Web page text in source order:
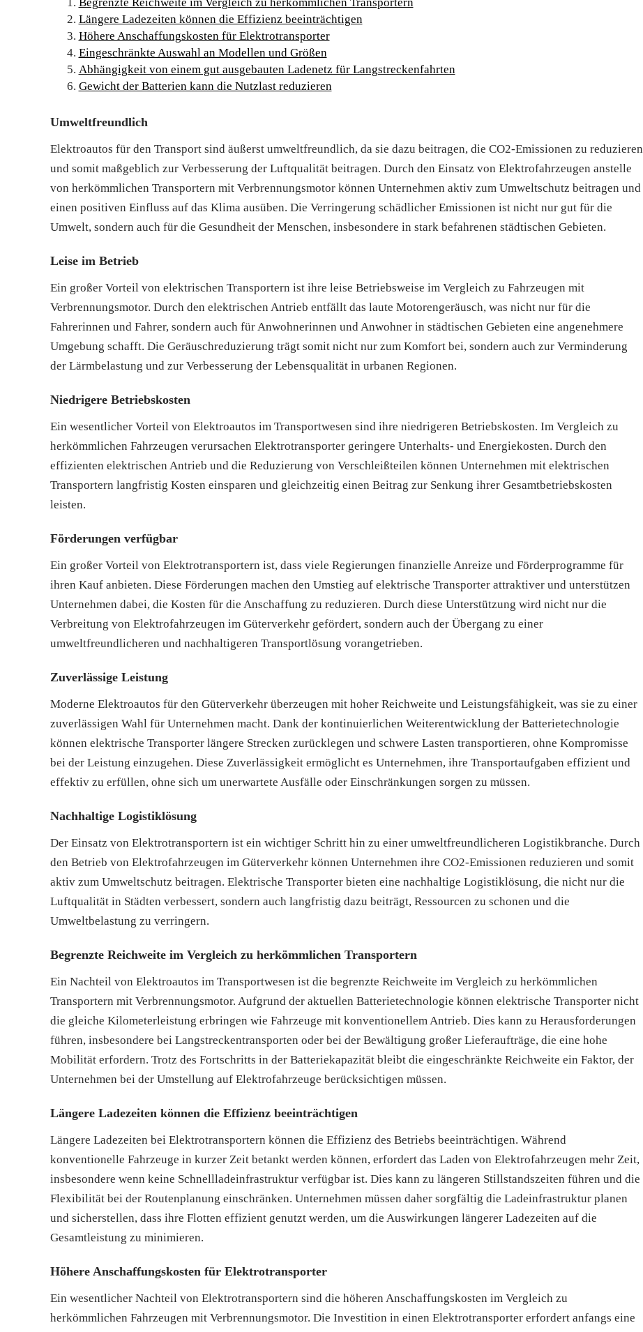
Längere Ladezeiten können die Effizienz beeinträchtigen
Höhere Anschaffungskosten für Elektrotransporter
Eingeschränkte Auswahl an Modellen und Größen
Abhängigkeit von einem gut ausgebauten Ladenetz für Langstreckenfahrten
Gewicht der Batterien kann die Nutzlast reduzieren
Umweltfreundlich
Elektroautos für den Transport sind äußerst umweltfreundlich, da sie dazu beitragen, die CO2-Emissionen zu reduzieren
und somit maßgeblich zur Verbesserung der Luftqualität beitragen. Durch den Einsatz von Elektrofahrzeugen anstelle
von herkömmlichen Transportern mit Verbrennungsmotor können Unternehmen aktiv zum Umweltschutz beitragen und
einen positiven Einfluss auf das Klima ausüben. Die Verringerung schädlicher Emissionen ist nicht nur gut für die
Umwelt, sondern auch für die Gesundheit der Menschen, insbesondere in stark befahrenen städtischen Gebieten.
Leise im Betrieb
Ein großer Vorteil von elektrischen Transportern ist ihre leise Betriebsweise im Vergleich zu Fahrzeugen mit
Verbrennungsmotor. Durch den elektrischen Antrieb entfällt das laute Motorengeräusch, was nicht nur für die
Fahrerinnen und Fahrer, sondern auch für Anwohnerinnen und Anwohner in städtischen Gebieten eine angenehmere
Umgebung schafft. Die Geräuschreduzierung trägt somit nicht nur zum Komfort bei, sondern auch zur Verminderung
der Lärmbelastung und zur Verbesserung der Lebensqualität in urbanen Regionen.
Niedrigere Betriebskosten
Ein wesentlicher Vorteil von Elektroautos im Transportwesen sind ihre niedrigeren Betriebskosten. Im Vergleich zu
herkömmlichen Fahrzeugen verursachen Elektrotransporter geringere Unterhalts- und Energiekosten. Durch den
effizienten elektrischen Antrieb und die Reduzierung von Verschleißteilen können Unternehmen mit elektrischen
Transportern langfristig Kosten einsparen und gleichzeitig einen Beitrag zur Senkung ihrer Gesamtbetriebskosten
leisten.
Förderungen verfügbar
Ein großer Vorteil von Elektrotransportern ist, dass viele Regierungen finanzielle Anreize und Förderprogramme für
ihren Kauf anbieten. Diese Förderungen machen den Umstieg auf elektrische Transporter attraktiver und unterstützen
Unternehmen dabei, die Kosten für die Anschaffung zu reduzieren. Durch diese Unterstützung wird nicht nur die
Verbreitung von Elektrofahrzeugen im Güterverkehr gefördert, sondern auch der Übergang zu einer
umweltfreundlicheren und nachhaltigeren Transportlösung vorangetrieben.
Zuverlässige Leistung
Moderne Elektroautos für den Güterverkehr überzeugen mit hoher Reichweite und Leistungsfähigkeit, was sie zu einer
zuverlässigen Wahl für Unternehmen macht. Dank der kontinuierlichen Weiterentwicklung der Batterietechnologie
können elektrische Transporter längere Strecken zurücklegen und schwere Lasten transportieren, ohne Kompromisse
bei der Leistung einzugehen. Diese Zuverlässigkeit ermöglicht es Unternehmen, ihre Transportaufgaben effizient und
effektiv zu erfüllen, ohne sich um unerwartete Ausfälle oder Einschränkungen sorgen zu müssen.
Nachhaltige Logistiklösung
Der Einsatz von Elektrotransportern ist ein wichtiger Schritt hin zu einer umweltfreundlicheren Logistikbranche. Durch
den Betrieb von Elektrofahrzeugen im Güterverkehr können Unternehmen ihre CO2-Emissionen reduzieren und somit
aktiv zum Umweltschutz beitragen. Elektrische Transporter bieten eine nachhaltige Logistiklösung, die nicht nur die
Luftqualität in Städten verbessert, sondern auch langfristig dazu beiträgt, Ressourcen zu schonen und die
Umweltbelastung zu verringern.
Begrenzte Reichweite im Vergleich zu herkömmlichen Transportern
Ein Nachteil von Elektroautos im Transportwesen ist die begrenzte Reichweite im Vergleich zu herkömmlichen
Transportern mit Verbrennungsmotor. Aufgrund der aktuellen Batterietechnologie können elektrische Transporter nicht
die gleiche Kilometerleistung erbringen wie Fahrzeuge mit konventionellem Antrieb. Dies kann zu Herausforderungen
führen, insbesondere bei Langstreckentransporten oder bei der Bewältigung großer Lieferaufträge, die eine hohe
Mobilität erfordern. Trotz des Fortschritts in der Batteriekapazität bleibt die eingeschränkte Reichweite ein Faktor, der
Unternehmen bei der Umstellung auf Elektrofahrzeuge berücksichtigen müssen.
Längere Ladezeiten können die Effizienz beeinträchtigen
Längere Ladezeiten bei Elektrotransportern können die Effizienz des Betriebs beeinträchtigen. Während
konventionelle Fahrzeuge in kurzer Zeit betankt werden können, erfordert das Laden von Elektrofahrzeugen mehr Zeit,
insbesondere wenn keine Schnellladeinfrastruktur verfügbar ist. Dies kann zu längeren Stillstandszeiten führen und die
Flexibilität bei der Routenplanung einschränken. Unternehmen müssen daher sorgfältig die Ladeinfrastruktur planen
und sicherstellen, dass ihre Flotten effizient genutzt werden, um die Auswirkungen längerer Ladezeiten auf die
Gesamtleistung zu minimieren.
Höhere Anschaffungskosten für Elektrotransporter
Ein wesentlicher Nachteil von Elektrotransportern sind die höheren Anschaffungskosten im Vergleich zu
herkömmlichen Fahrzeugen mit Verbrennungsmotor. Die Investition in einen Elektrotransporter erfordert anfangs eine